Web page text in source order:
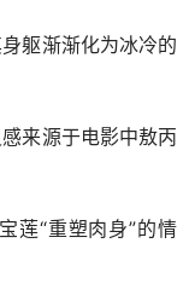
躯渐渐化为冰冷的
来源于电影中敖丙
莲“重塑肉身”的情